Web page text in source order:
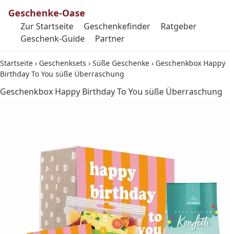
Geschenke-Oase
Zur Startseite Geschenkefinder
Ratgeber
Geschenk-Guide
Partner
Startseite › Geschenksets › Süße Geschenke › Geschenkbox Happy
Birthday To You süße Überraschung
Geschenkbox Happy Birthday To You süße Überraschung